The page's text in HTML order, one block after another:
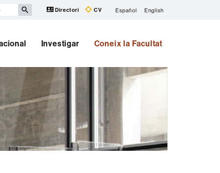
Directori CV Español English
Investigar Coneix la Facultat